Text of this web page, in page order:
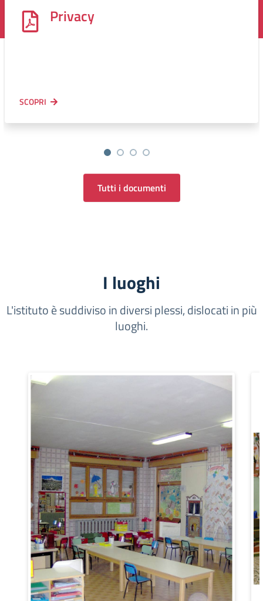
Privacy
SCOPRI
Tutti i documenti
I luoghi
L'istituto è suddiviso in diversi plessi, dislocati in più
luoghi.